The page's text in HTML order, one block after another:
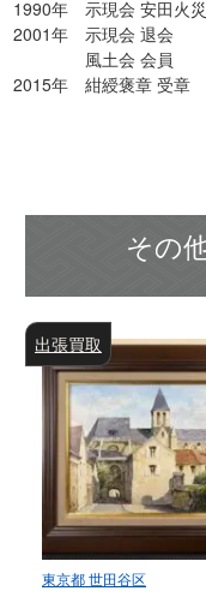
1990年 示現会 安田火
2001年 示現会 退会
風土会 会員
2015年 紺綬褒章 受章
その
東京都 世田谷区
出張買取